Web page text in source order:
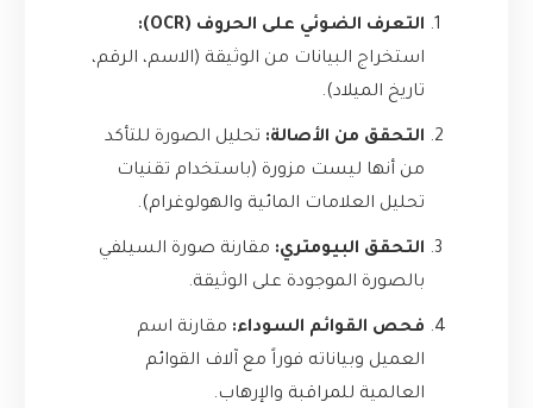
التعرف الضوئي على الحروف (OCR):
استخراج البيانات من الوثيقة (الاسم، الرقم،
تاريخ الميلاد).
التحقق من الأصالة: تحليل الصورة للتأكد
من أنها ليست مزورة (باستخدام تقنيات
تحليل العلامات المائية والهولوغرام).
التحقق البيومتري: مقارنة صورة السيلفي
بالصورة الموجودة على الوثيقة.
فحص القوائم السوداء: مقارنة اسم
العميل وبياناته فوراً مع آلاف القوائم
العالمية للمراقبة والإرهاب.